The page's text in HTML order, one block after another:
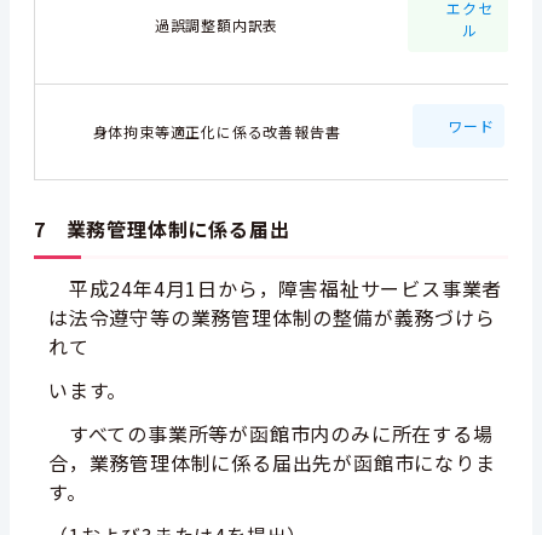
過誤調整額内訳表
エクセ
ル
身体拘束等適正化に係る改善報告書 ワード
7 業務管理体制に係る届出
平成24年4月1日から，障害福祉サービス事業者
は法令遵守等の業務管理体制の整備が義務づけら
れて
います。
すべての事業所等が函館市内のみに所在する場
合，業務管理体制に係る届出先が函館市になりま
す。